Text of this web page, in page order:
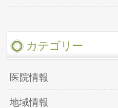
カテゴリー
医院情報
地域情報